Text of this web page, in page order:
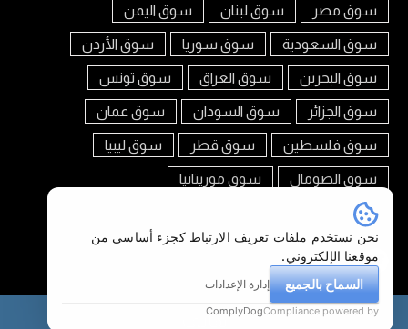
سوق مصر سوق لبنان سوق اليمن
سوق السعودية سوق سوريا سوق الأردن
سوق البحرين سوق العراق سوق تونس
سوق الجزائر سوق السودان سوق عمان
سوق فلسطين سوق قطر سوق ليبيا
سوق الصومال سوق موريتانيا
تابعنا على
سوق العرب السعودية © 2026
هاتف
نحن نستخدم ملفات تعريف الارتباط كجزء أساسي من
موقعنا الإلكتروني.
السماح بالجميع
إدارة الإعدادات
Compliance powered by
ComplyDog